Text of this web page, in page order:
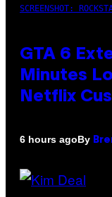
SCREENSHOT:
GTA 6
Minutes
Netflix
6 hours agoBy